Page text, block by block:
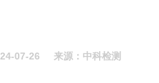
07-26 来源：中科检测